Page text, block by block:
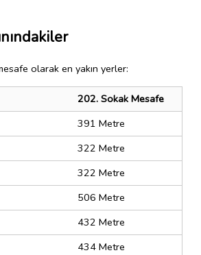
olarak en yakın yerler:
202. Sokak Mesafe
391 Metre
322 Metre
322 Metre
506 Metre
432 Metre
434 Metre